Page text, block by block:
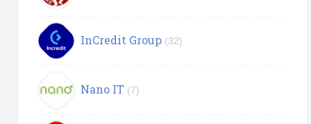
InCredit Group (32)
Nano IT (7)